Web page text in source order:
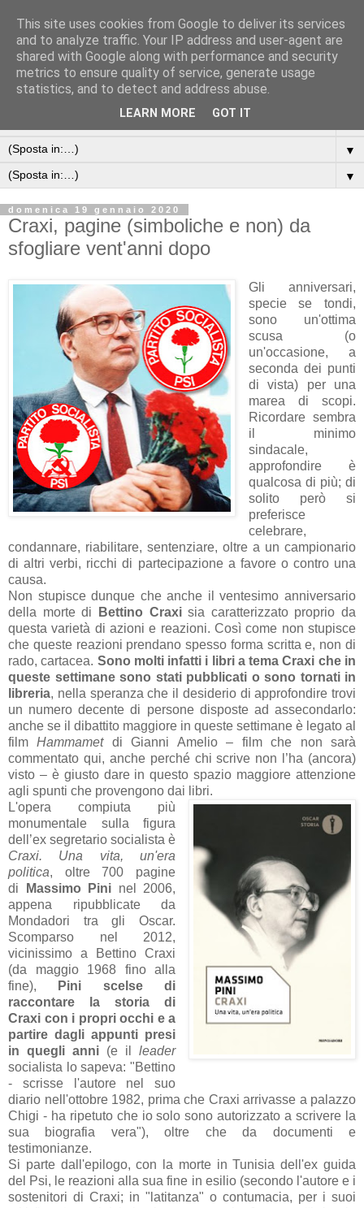
▼
▼
domenica 19 gennaio 2020
Craxi, pagine (simboliche e non) da
sfogliare vent'anni dopo
Gli anniversari,
specie se tondi,
sono un'ottima
scusa (o
un'occasione, a
seconda dei punti
di vista) per una
marea di scopi.
Ricordare sembra
il minimo
sindacale,
approfondire è
qualcosa di più; di
solito però si
preferisce
celebrare,
condannare, riabilitare, sentenziare, oltre a un campionario
di altri verbi, ricchi di partecipazione a favore o contro una
causa.
Non stupisce dunque che anche il ventesimo anniversario
della morte di Bettino Craxisia caratterizzato proprio da
questa varietà di azioni e reazioni. Così come non stupisce
che queste reazioni prendano spesso forma scritta e, non di
rado, cartacea. Sono molti infatti i libri a tema Craxi che in
queste settimane sono stati pubblicati o sono tornati in
libreria, nella speranza che il desiderio di approfondire trovi
un numero decente di persone disposte ad assecondarlo:
anche se il dibattito maggiore in queste settimane è legato al
filmHammamet di Gianni Amelio – film che non sarà
commentato qui, anche perché chi scrive non l’ha (ancora)
visto – è giusto dare in questo spazio maggiore attenzione
agli spunti che provengono dai libri.
L'opera compiuta più
monumentale sulla figura
dell’ex segretario socialista è
Craxi. Una vita, un'era
politica, oltre 700 pagine
di
Massimo Pini nel 2006,
appena ripubblicate da
Mondadori tra gli Oscar.
Scomparso nel 2012,
vicinissimo a Bettino Craxi
(da maggio 1968 fino alla
fine),
Pini scelse di
raccontare la storia di
Craxi con i propri occhi e a
partire dagli appunti presi
in quegli anni (e illeader
socialista lo sapeva: "Bettino
- scrisse l'autore nel suo
diario nell'ottobre 1982, prima che Craxi arrivasse a palazzo
Chigi - ha ripetuto che io solo sono autorizzato a scrivere la
sua biografia vera"), oltre che da documenti e
testimonianze.
Si parte dall'epilogo, con la morte in Tunisia dell'ex guida
del Psi, le reazioni alla sua fine in esilio (secondo l'autore e i
sostenitori di Craxi; in "latitanza" o contumacia, per i suoi
This site uses cookies from Google to deliver its services
and to analyze traffic. Your IP address and user-agent are
shared with Google along with performance and security
metrics to ensure quality of service, generate usage
statistics, and to detect and address abuse.
LEARN MORE GOT IT